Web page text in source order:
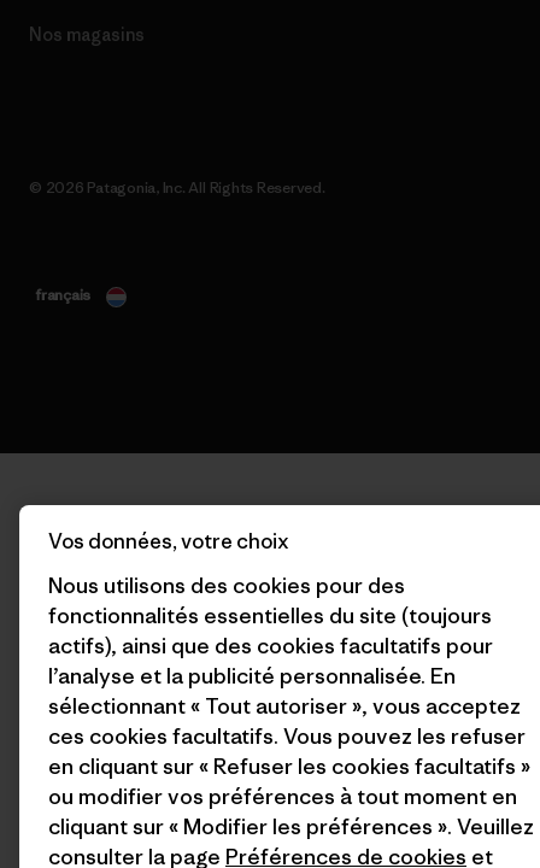
Nos magasins
© 2026 Patagonia, Inc. All Rights Reserved.
français
Vos données, votre choix
Nous utilisons des cookies pour des
fonctionnalités essentielles du site (toujours
actifs), ainsi que des cookies facultatifs pour
l’analyse et la publicité personnalisée. En
sélectionnant « Tout autoriser », vous acceptez
ces cookies facultatifs. Vous pouvez les refuser
en cliquant sur « Refuser les cookies facultatifs »
ou modifier vos préférences à tout moment en
cliquant sur « Modifier les préférences ». Veuillez
consulter la page Préférences de cookies et